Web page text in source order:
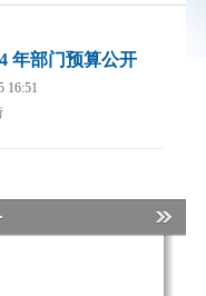
年部门预算公开
16:51